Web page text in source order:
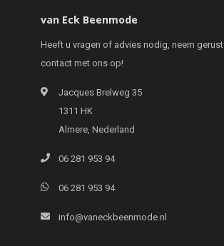
van Eck Beenmode
Heeft u vragen of advies nodig, neem gerust
contact met ons op!
Jacques Brelweg 35
1311 HK
Almere, Nederland
06 281 953 94
06 281 953 94
info@vaneckbeenmode.nl